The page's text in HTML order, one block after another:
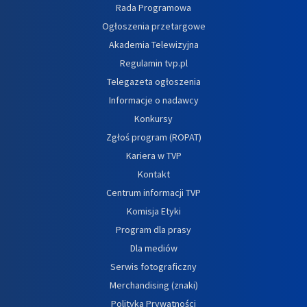
Rada Programowa
Ogłoszenia przetargowe
Akademia Telewizyjna
Regulamin tvp.pl
Telegazeta ogłoszenia
Informacje o nadawcy
Konkursy
Zgłoś program (ROPAT)
Kariera w TVP
Kontakt
Centrum informacji TVP
Komisja Etyki
Program dla prasy
Dla mediów
Serwis fotograficzny
Merchandising (znaki)
Polityka Prywatności